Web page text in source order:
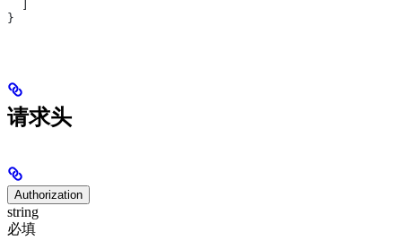
}
请求头
Authorization
string
必填